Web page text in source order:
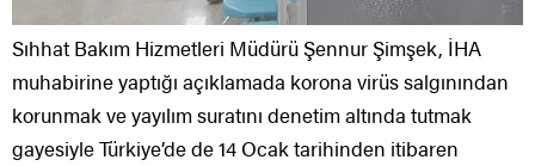
Sıhhat Bakım Hizmetleri Müdürü Şennur Şimşek, İHA
muhabirine yaptığı açıklamada korona virüs salgınından
korunmak ve yayılım suratını denetim altında tutmak
gayesiyle Türkiye’de de 14 Ocak tarihinden itibaren